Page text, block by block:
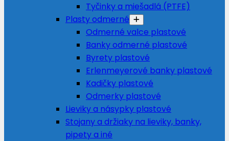
Tyčinky a miešadlá (PTFE)
Plasty odmerné
Odmerné valce plastové
Banky odmerné plastové
Byrety plastové
Erlenmeyerové banky plastové
Kadičky plastové
Odmerky plastové
Lieviky a násypky plastové
Stojany a držiaky na lieviky, banky,
pipety a iné